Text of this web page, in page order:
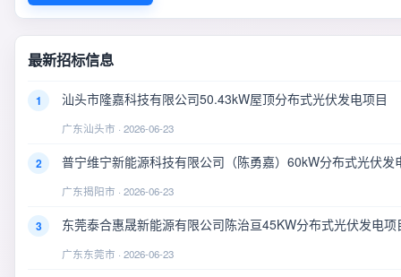
最新招标信息
1 汕头市隆嘉科技有限公司50.43kW屋顶分布式光伏发电项目
广东汕头市 · 2026-06-23
2 普宁维宁新能源科技有限公司（陈勇嘉）60kW分布式光伏发
广东揭阳市 · 2026-06-23
3 东莞泰合惠晟新能源有限公司陈治亘45KW分布式光伏发电项
广东东莞市 · 2026-06-23